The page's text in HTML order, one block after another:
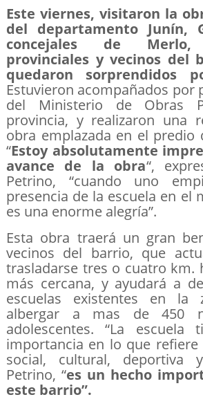
Este viernes, visitaron la
del departamento Junín,
concejales de Merlo,
provinciales y vecinos del
quedaron sorprendidos
Estuvieron acompañados por
del Ministerio de Obras
provincia, y realizaron una
obra emplazada en el predio
“Estoy absolutamente
avance de la obra“,
Petrino, “cuando uno
presencia de la escuela en el
es una enorme alegría”.
Esta obra traerá un gran
vecinos del barrio, que
trasladarse tres o cuatro km.
más cercana, y ayudará a
escuelas existentes en la
albergar a mas de 450
adolescentes. “La escuela
importancia en lo que refiere
social, cultural, deportiva
Petrino, “es un hecho
este barrio”.